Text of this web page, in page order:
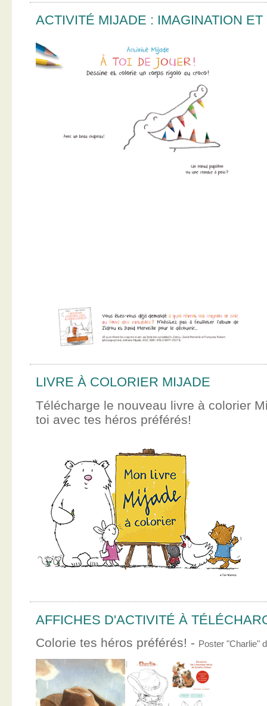
ACTIVITÉ MIJADE : IMAGINATION
LIVRE À COLORIER MIJADE
Télécharge le nouveau livre à colorier
toi avec tes héros préférés!
AFFICHES D'ACTIVITÉ À
Colorie tes héros préférés! - Poster "Charlie"